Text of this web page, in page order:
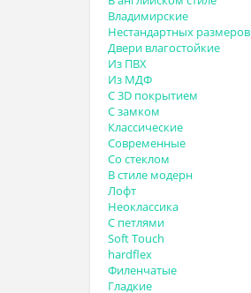
Владимирские
Нестандартных размеров
Двери влагостойкие
Из ПВХ
Из МДФ
С 3D покрытием
С замком
Классические
Современные
Со стеклом
В стиле модерн
Лофт
Неоклассика
С петлями
Soft Touch
hardflex
Филенчатые
Гладкие